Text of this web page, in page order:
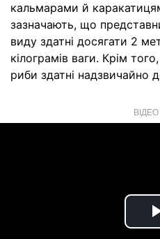
кальмарами й
зазначають, що
виду здатні досягати 2
кілограмів ваги. Крім
риби здатні надзвичайно